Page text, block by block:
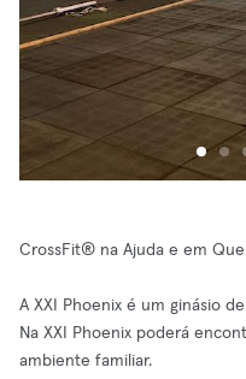
CrossFit® na Ajuda e em
A XXI Phoenix é um ginásio
Na XXI Phoenix poderá
ambiente familiar.